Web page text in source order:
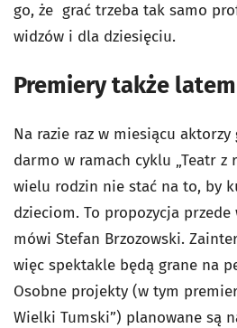
go, że grać trzeba tak samo
widzów i dla dziesięciu.
Premiery także latem
Na razie raz w miesiącu
darmo w ramach cyklu „Teatr z
wielu rodzin nie stać na to, by
dzieciom. To propozycja
mówi Stefan Brzozowski.
więc spektakle będą grane na
Osobne projekty (w tym
Wielki Tumski”) planowane są